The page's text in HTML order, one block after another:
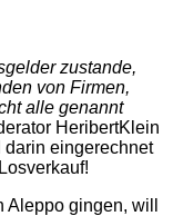
zustande,
von Firmen,
alle genannt
HeribertKlein
eingerechnet
gingen, will